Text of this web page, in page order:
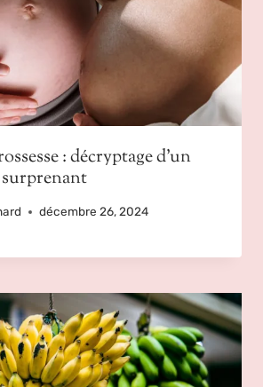
: décryptage d’un
décembre 26, 2024